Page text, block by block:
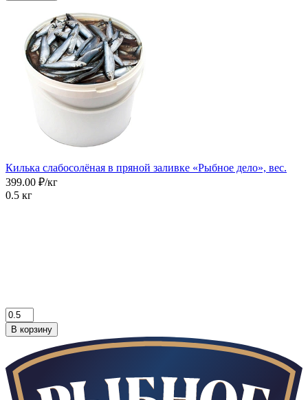
Килька слабосолёная в пряной заливке «Рыбное дело», вес.
399.00 ₽/кг
0.5 кг
В корзину